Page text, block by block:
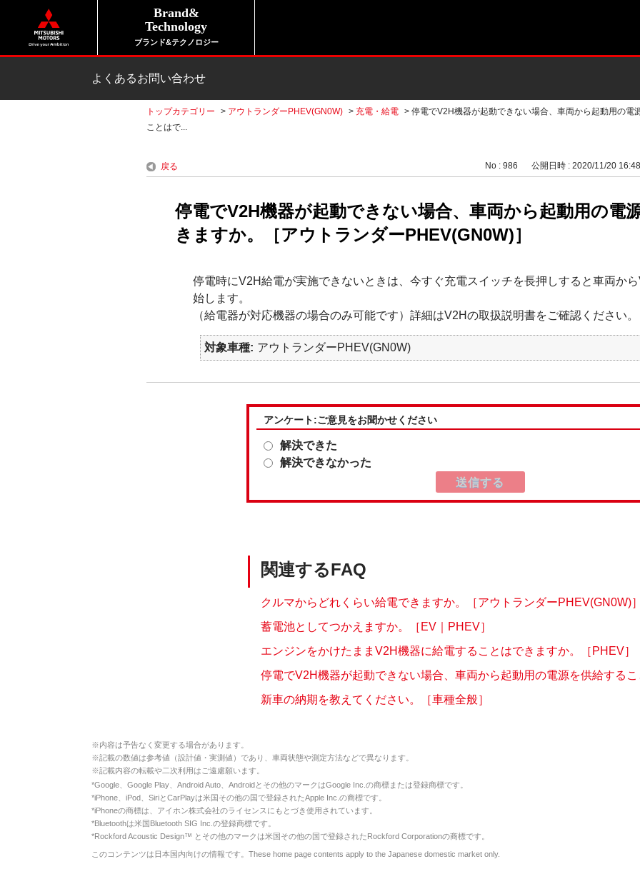
Brand&
Technology
ブランド&テクノロジー
よくあるお問い合わせ
トップカテゴリー > アウトランダーPHEV(GN0W) > 充電・給電 > 停電でV2H機器が起動できない場合、車両から起動用の電
ことはで...
戻る No : 986 公開日時 : 2020/11/20 16:48
停電でV2H機器が起動できない場合、車両から起動用の電
きますか。［アウトランダーPHEV(GN0W)］
停電時にV2H給電が実施できないときは、今すぐ充電スイッチを長押しすると車両か
始します。
（給電器が対応機器の場合のみ可能です）詳細はV2Hの取扱説明書をご確認ください。
対象車種 アウトランダーPHEV(GN0W)
アンケート:ご意見をお聞かせください
解決できた
解決できなかった
関連するFAQ
クルマからどれくらい給電できますか。［アウトランダーPHEV(GN0W)
蓄電池としてつかえますか。［EV｜PHEV］
エンジンをかけたままV2H機器に給電することはできますか。［PHEV］
停電でV2H機器が起動できない場合、車両から起動用の電源を供給するこ
新車の納期を教えてください。［車種全般］
※内容は予告なく変更する場合があります。
※記載の数値は参考値（設計値・実測値）であり、車両状態や測定方法などで異なります。
※記載内容の転載や二次利用はご遠慮願います。
*Google、Google Play、Android Auto、Androidとその他のマークはGoogle Inc.の商標または登録商標です。
*iPhone、iPod、SiriとCarPlayは米国その他の国で登録されたApple Inc.の商標です。
*iPhoneの商標は、アイホン株式会社のライセンスにもとづき使用されています。
*Bluetoothは米国Bluetooth SIG Inc.の登録商標です。
*Rockford Acoustic Design™ とその他のマークは米国その他の国で登録されたRockford Corporationの商標です。
このコンテンツは日本国内向けの情報です。These home page contents apply to the Japanese domestic market only.